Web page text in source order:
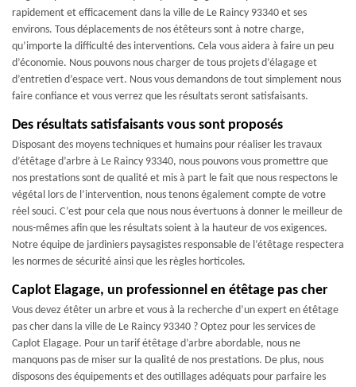
rapidement et efficacement dans la ville de Le Raincy 93340 et ses
environs. Tous déplacements de nos étêteurs sont à notre charge,
qu’importe la difficulté des interventions. Cela vous aidera à faire un peu
d’économie. Nous pouvons nous charger de tous projets d’élagage et
d’entretien d’espace vert. Nous vous demandons de tout simplement nous
faire confiance et vous verrez que les résultats seront satisfaisants.
Des résultats satisfaisants vous sont proposés
Disposant des moyens techniques et humains pour réaliser les travaux
d’étêtage d’arbre à Le Raincy 93340, nous pouvons vous promettre que
nos prestations sont de qualité et mis à part le fait que nous respectons le
végétal lors de l’intervention, nous tenons également compte de votre
réel souci. C’est pour cela que nous nous évertuons à donner le meilleur de
nous-mêmes afin que les résultats soient à la hauteur de vos exigences.
Notre équipe de jardiniers paysagistes responsable de l’étêtage respectera
les normes de sécurité ainsi que les règles horticoles.
Caplot Elagage, un professionnel en étêtage pas cher
Vous devez étêter un arbre et vous à la recherche d’un expert en étêtage
pas cher dans la ville de Le Raincy 93340 ? Optez pour les services de
Caplot Elagage. Pour un tarif étêtage d’arbre abordable, nous ne
manquons pas de miser sur la qualité de nos prestations. De plus, nous
disposons des équipements et des outillages adéquats pour parfaire les